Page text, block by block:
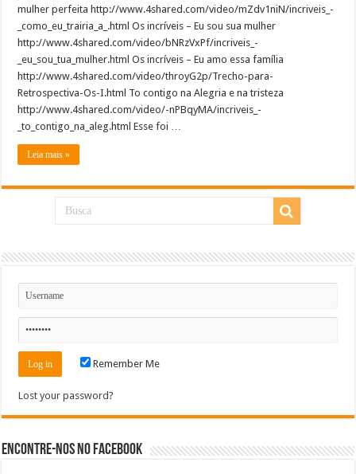
mulher perfeita http://www.4shared.com/video/mZdv1niN/incriveis_-
_como_eu_trairia_a_.html Os incríveis – Eu sou sua mulher
http://www.4shared.com/video/bNRzVxPf/incriveis_-
_eu_sou_tua_mulher.html Os incríveis – Eu amo essa família
http://www.4shared.com/video/throyG2p/Trecho-para-
Retrospectiva-Os-I.html To contigo na Alegria e na tristeza
http://www.4shared.com/video/-nPBqyMA/incriveis_-
_to_contigo_na_aleg.html Esse foi …
Leia mais »
Remember Me
Lost your password?
Encontre-nos no Facebook